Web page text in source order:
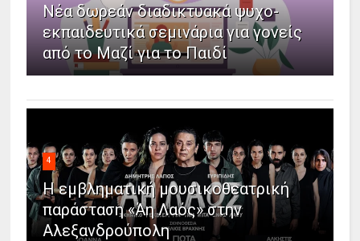
Νέα δωρεάν διαδικτυακά ψυχο-
εκπαιδευτικά σεμινάρια για γονείς
από το Μαζί για το Παιδί
4
Η εμβληματική μουσικοθεατρική
παράσταση «Άη Λαός» στην
Αλεξανδρούπολη